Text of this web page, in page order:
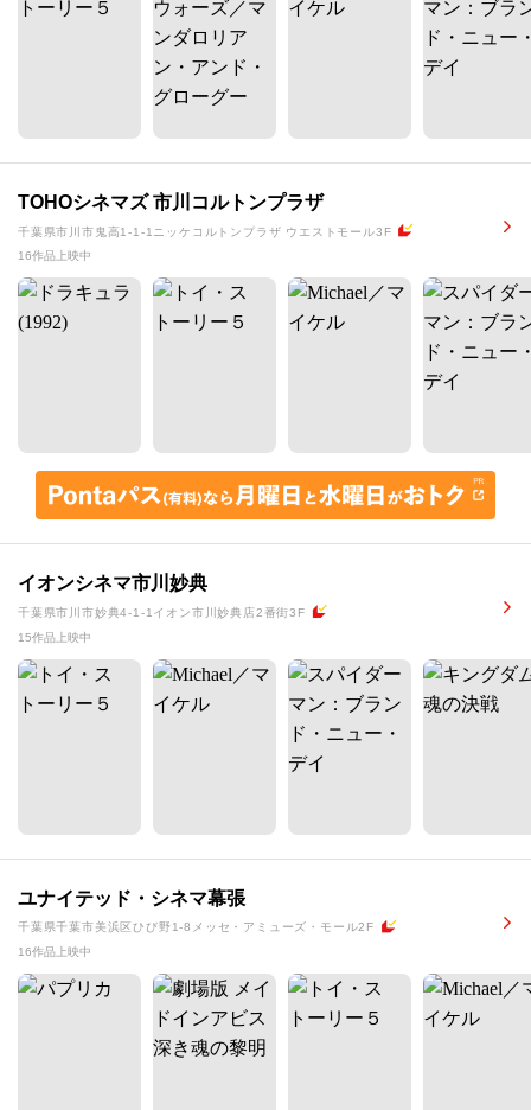
TOHOシネマズ 市川コルトンプラザ
千葉県市川市鬼高1-1-1ニッケコルトンプラザ ウエストモール3F
16作品上映中
イオンシネマ市川妙典
千葉県市川市妙典4-1-1イオン市川妙典店2番街3F
15作品上映中
ユナイテッド・シネマ幕張
千葉県千葉市美浜区ひび野1-8メッセ・アミューズ・モール2F
16作品上映中